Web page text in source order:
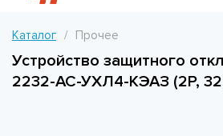
Каталог Прочее
Устройство защитного
2232-АС-УХЛ4-КЭАЗ (2P,